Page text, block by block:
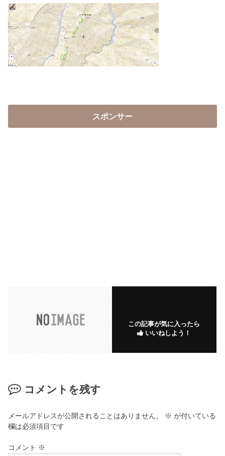
スポンサー
この記事が気に入ったら
いいねしよう！
コメントを残す
メールアドレスが公開されることはありません。 ※ が付いている
欄は必須項目です
コメント ※